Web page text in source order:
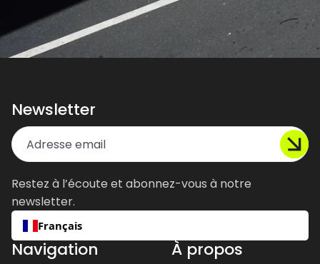
Newsletter
Restez à l’écoute et abonnez-vous à notre
newsletter.
Français
Navigation À propos